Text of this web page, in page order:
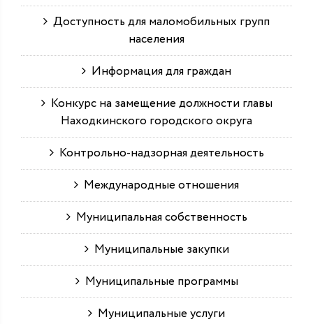
Доступность для маломобильных групп
населения
Информация для граждан
Конкурс на замещение должности главы
Находкинского городского округа
Контрольно-надзорная деятельность
Международные отношения
Муниципальная собственность
Муниципальные закупки
Муниципальные программы
Муниципальные услуги